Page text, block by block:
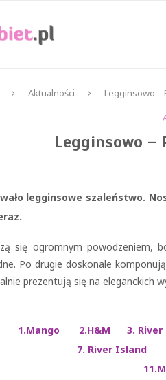
Aktualności
Legginsowo –
Legginsowo –
legginsowe szaleństwo.
się ogromnym powodzeniem,
Po drugie doskonale
prezentują się na eleganckich
1.Mango 2.H&M 3. River
7. River Island